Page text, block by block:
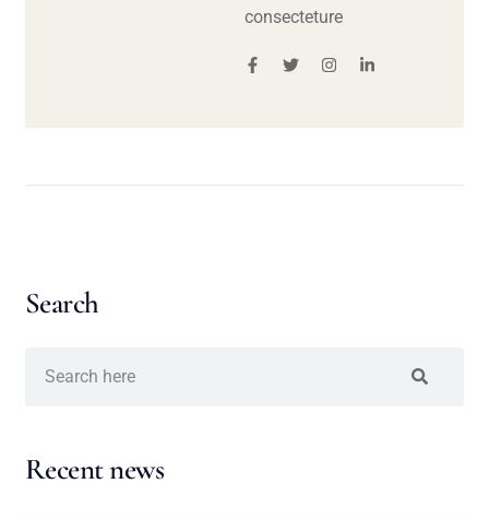
consecteture
Search
Recent news